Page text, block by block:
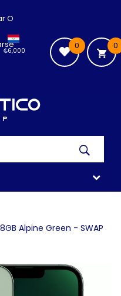
₲6,000
O
0
0
Alpine Green - SWAP